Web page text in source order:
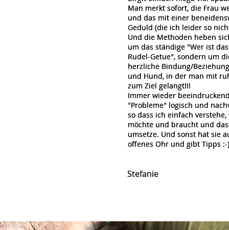
Man merkt sofort, die Frau
und das mit einer
Geduld (die ich leider so
Und die Methoden heben
um das ständige "Wer ist
Rudel-Getue", sondern um
herzliche Bindung/
und Hund, in der man mit
zum Ziel gelangt!!!
Immer wieder
"Probleme" logisch und
so dass ich einfach
möchte und braucht und
umsetze. Und sonst hat sie
offenes Ohr und gibt Tipps :-)
Stefanie
Man merkt sofort, die Frau
und das mit einer
Geduld (die ich leider so
Und die Methoden heben
um das ständige "Wer ist
Rudel-Getue", sondern um
herzliche Bindung/
und Hund, in der man mit
zum Ziel gelangt!!!
Immer wieder
"Probleme" logisch und
so dass ich einfach
möchte und braucht und
umsetze. Und sonst hat sie
offenes Ohr und gibt Tipps :-)
Stefanie